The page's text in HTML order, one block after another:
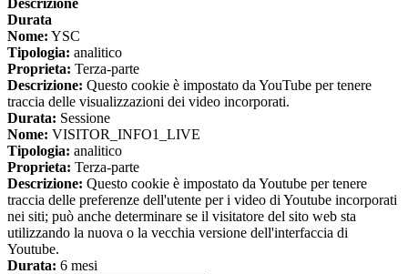
Durata
Nome: YSC
Tipologia: analitico
Proprieta: Terza-parte
Descrizione: Questo cookie è impostato da YouTube per tenere
traccia delle visualizzazioni dei video incorporati.
Durata: Sessione
Nome: VISITOR_INFO1_LIVE
Tipologia: analitico
Proprieta: Terza-parte
Descrizione: Questo cookie è impostato da Youtube per tenere
traccia delle preferenze dell'utente per i video di Youtube incorporati
nei siti; può anche determinare se il visitatore del sito web sta
utilizzando la nuova o la vecchia versione dell'interfaccia di
Youtube.
Durata: 6 mesi